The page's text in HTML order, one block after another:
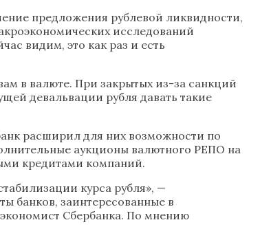
предложения рублевой ликвидности,
исследований
видим, это как раз и есть
в валюте. При закрытых из-за санкций
девальвации рубля давать такие
расширил для них возможности по
аукционы валютного РЕПО на
кредитами компаний.
курса рубля», —
банков, заинтересованные в
экономист Сбербанка. По мнению